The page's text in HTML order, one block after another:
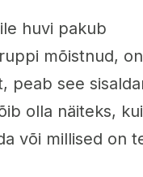
huvi pakub
mõistnud,
peab see
olla näiteks,
või millised on